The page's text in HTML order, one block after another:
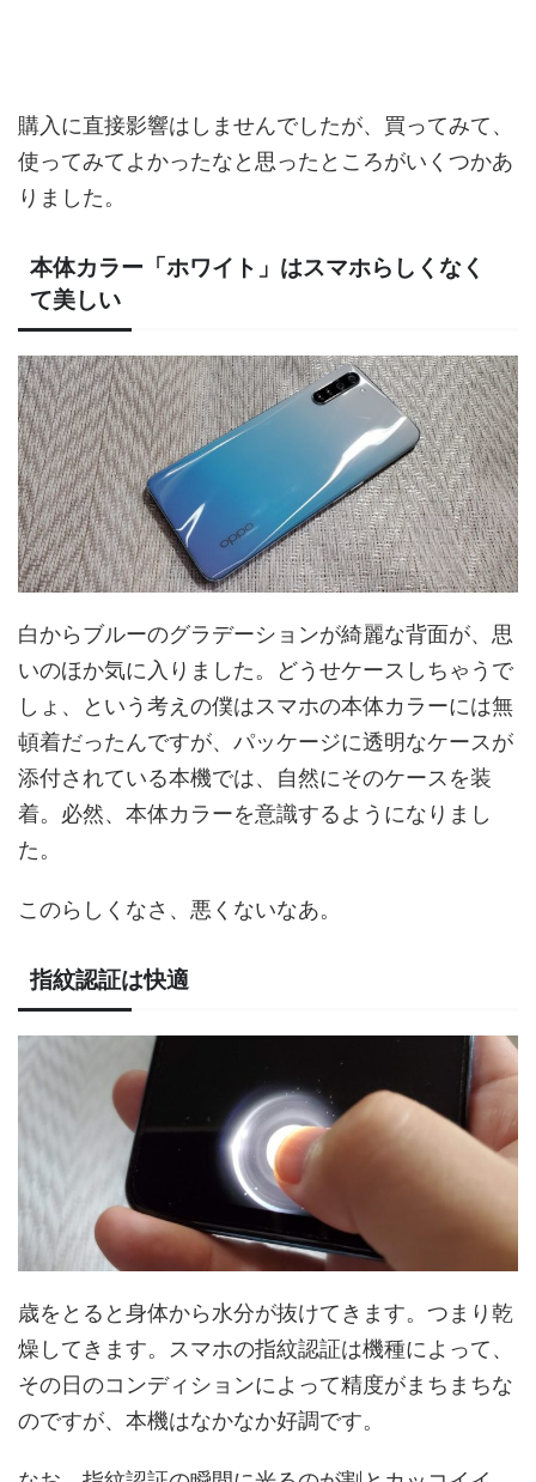
購入に直接影響はしませんでしたが、買ってみて、
使ってみてよかったなと思ったところがいくつかあ
りました。
本体カラー「ホワイト」はスマホらしくなく
て美しい
白からブルーのグラデーションが綺麗な背面が、思
いのほか気に入りました。どうせケースしちゃうで
しょ、という考えの僕はスマホの本体カラーには無
頓着だったんですが、パッケージに透明なケースが
添付されている本機では、自然にそのケースを装
着。必然、本体カラーを意識するようになりまし
た。
このらしくなさ、悪くないなあ。
指紋認証は快適
歳をとると身体から水分が抜けてきます。つまり乾
燥してきます。スマホの指紋認証は機種によって、
その日のコンディションによって精度がまちまちな
のですが、本機はなかなか好調です。